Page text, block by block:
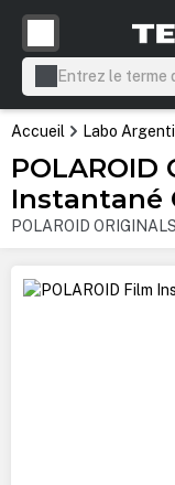
principal
Accueil Labo
POLAROID
Instantané
POLAROID ORIGINALS
Ignorer la galerie